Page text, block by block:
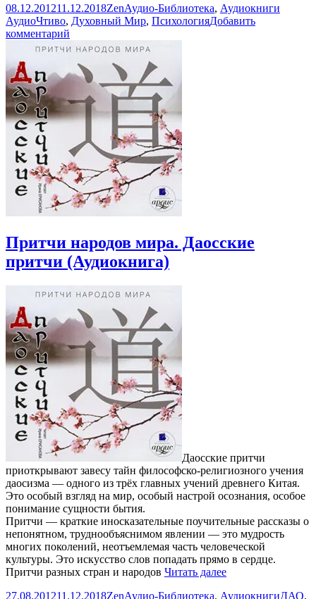
Под
Опубликовано
08.12.201211.12.2018Автор
ZenРубрики
Аудио-Библиотека, Аудиокниги
АудиоЧтиво, Духовный Мир, ПсихологияДобавить
комментарий
записи
Холлис.
Под
тенью
Сатурна:
Мужские
психологические
травмы
и
их
исцеление
Притчи народов мира. Даосские
притчи (Аудиокнига)
Даосские притчи
приоткрывают завесу тайн философско-религиозного учения
даосизма — одного из трёх главных учений древнего Китая.
Это особый взгляд на мир, особый настрой осознания, особое
понимание сущности бытия.
Притчи — краткие иносказательные поучительные рассказы о
непонятном, труднообъяснимом явлении — это мудрость
многих поколений, неотъемлемая часть человеческой
культуры. Это искусство слов попадать прямо в сердце.
Притчи разных стран и народов Читать далееПритчи
мира.
Опубликовано
27.08.201211.12.2018Автор
ZenРубрики
Аудио-Библиотека, АудиокнигиМетки
ДАО,